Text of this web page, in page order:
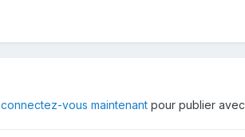
connectez-vous maintenant pour publier